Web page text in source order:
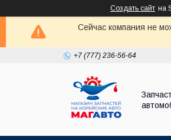
Создать сайт на
Сейчас компания не
+7 (777) 236-56-64